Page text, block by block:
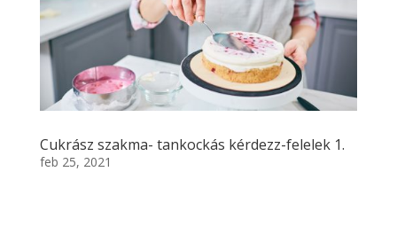
Cukrász szakma- tankockás kérdezz-felelek 1.
feb 25, 2021